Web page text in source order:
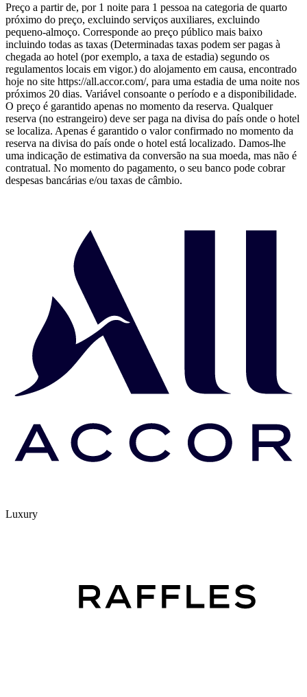
Preço a partir de, por 1 noite para 1 pessoa na categoria de quarto
próximo do preço, excluindo serviços auxiliares, excluindo
pequeno-almoço. Corresponde ao preço público mais baixo
incluindo todas as taxas (Determinadas taxas podem ser pagas à
chegada ao hotel (por exemplo, a taxa de estadia) segundo os
regulamentos locais em vigor.) do alojamento em causa, encontrado
hoje no site https://all.accor.com/, para uma estadia de uma noite nos
próximos 20 dias. Variável consoante o período e a disponibilidade.
O preço é garantido apenas no momento da reserva. Qualquer
reserva (no estrangeiro) deve ser paga na divisa do país onde o hotel
se localiza. Apenas é garantido o valor confirmado no momento da
reserva na divisa do país onde o hotel está localizado. Damos-lhe
uma indicação de estimativa da conversão na sua moeda, mas não é
contratual. No momento do pagamento, o seu banco pode cobrar
despesas bancárias e/ou taxas de câmbio.
Luxury